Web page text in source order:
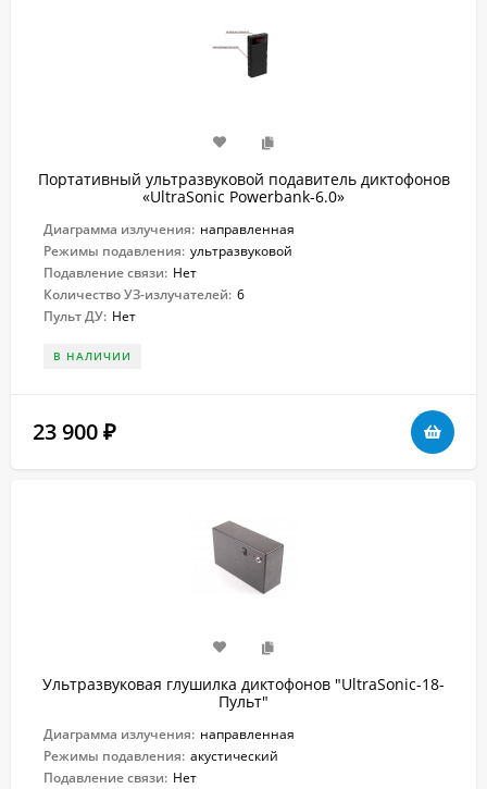
Портативный ультразвуковой подавитель диктофонов
«UltraSonic Powerbank-6.0»
Диаграмма излучения: направленная
Режимы подавления: ультразвуковой
Подавление связи: Нет
Количество УЗ-излучателей: 6
Пульт ДУ: Нет
В НАЛИЧИИ
23 900 ₽
Ультразвуковая глушилка диктофонов "UltraSonic-18-
Пульт"
Диаграмма излучения: направленная
Режимы подавления: акустический
Подавление связи: Нет